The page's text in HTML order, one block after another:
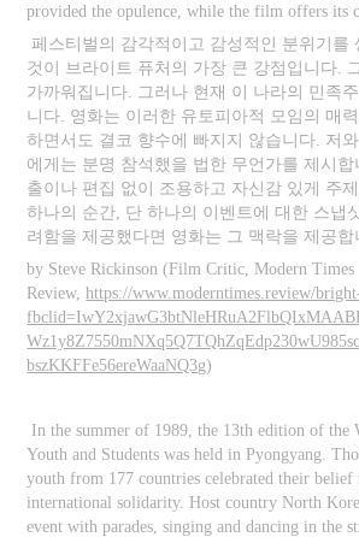
provided the opulence, while the film offers its
페스티벌의 감각적이고 감성적인 분위기를
것이 브라이트 퓨처의 가장 큰 강점입니다.
가까워집니다. 그러나 현재 이 나라의 민족
니다. 영화는 이러한 유토피아적 모임의 매
하면서도 결코 향수에 빠지지 않습니다. 저
에게는 분명 참석했을 법한 무언가를 제시
출이나 편집 없이 조용하고 자신감 있게 주
하나의 순간, 단 하나의 이벤트에 대한 스냅
려함을 제공했다면 영화는 그 맥락을 제공합
by Steve Rickinson (Film Critic, Modern Times
Review,https://www.moderntimes.review/
bszKKFFe56ereWaaNQ3g)
In the summer of 1989, the 13th edition of the
Youth and Students was held in Pyongyang.
youth from 177 countries celebrated their belief
international solidarity. Host country North
event with parades, singing and dancing in the